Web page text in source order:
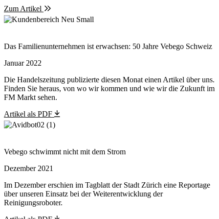
Zum Artikel
Das Familienunternehmen ist erwachsen: 50 Jahre Vebego Schweiz
Januar 2022
Die Handelszeitung publizierte diesen Monat einen Artikel über uns.
Finden Sie heraus, von wo wir kommen und wie wir die Zukunft im
FM Markt sehen.
Artikel als PDF
Vebego schwimmt nicht mit dem Strom
Dezember 2021
Im Dezember erschien im Tagblatt der Stadt Zürich eine Reportage
über unseren Einsatz bei der Weiterentwicklung der
Reinigungsroboter.